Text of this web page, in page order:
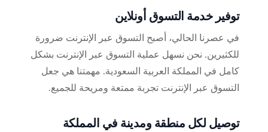
توفير خدمة التسوق أونلاين
في عصرنا الحالي، أصبح التسوق عبر الإنترنت ضرورة
للكثيرين. نحن نسهل عملية التسوق عبر الإنترنت بشكل
كامل في المملكة العربية السعودية. مهمتنا هي جعل
التسوق عبر الإنترنت تجربة ممتعة ومريحة للجميع.
توصيل لكل منطقة ومدينة في المملكة